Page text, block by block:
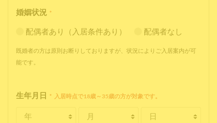
婚姻状況 *
配偶者あり（入居条件あり） 配偶者なし
既婚者の方は原則お断りしておりますが、状況によりご入居案内が可
能です。
生年月日 * 入居時点で18歳～35歳の方が対象です。